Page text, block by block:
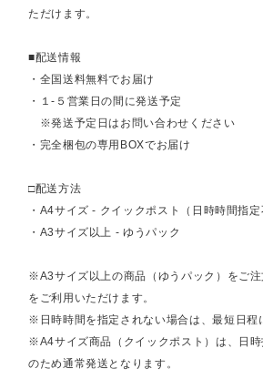
ただけます。
■配送情報
・全国送料無料でお届け
・１-５営業日の間に発送予定
※発送予定日はお問い合わせください
・完全梱包の専用BOXでお届け
□配送方法
・A4サイズ - クイックポスト（日時時間指定
・A3サイズ以上 - ゆうパック
※A3サイズ以上の商品（ゆうパック）をご
をご利用いただけます。
※日時時間を指定されない場合は、最短日程
※A4サイズ商品（クイックポスト）は、日
のため通常発送となります。